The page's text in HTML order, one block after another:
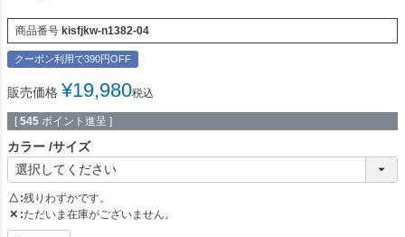
商品番号 kisfjkw-n1382-04
クーポン利用で390円OFF
販売価格 ¥19,980税込
[ 545 ポイント進呈 ]
カラー サイズ
△ 残りわずかです。
✕ ただいま在庫がございません。